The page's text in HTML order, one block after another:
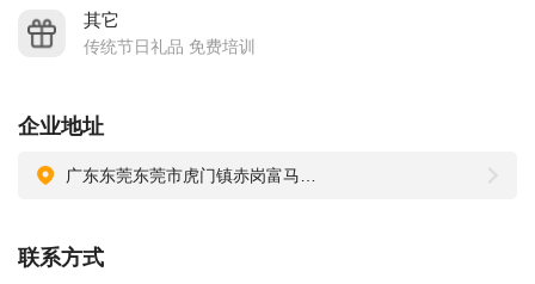
其它
传统节日礼品 免费培训
企业地址
联系方式